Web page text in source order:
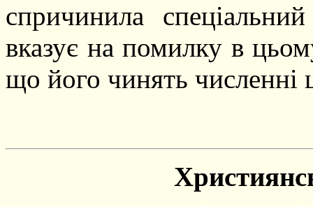
спричинила
вказує на помилку в
що його чинять численні